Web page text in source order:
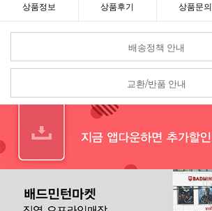
상품정보 상품후기 상품문의
배송정책 안내
교환/반품 안내